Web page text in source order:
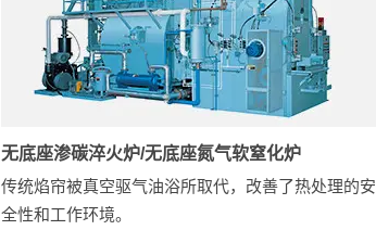
无底座渗碳淬火炉/无底座氮气软窒化炉
传统焰帘被真空驱气油浴所取代，改善了热处理的安
全性和工作环境。